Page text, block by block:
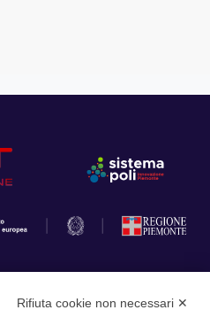
Rifiuta cookie non necessari ✕